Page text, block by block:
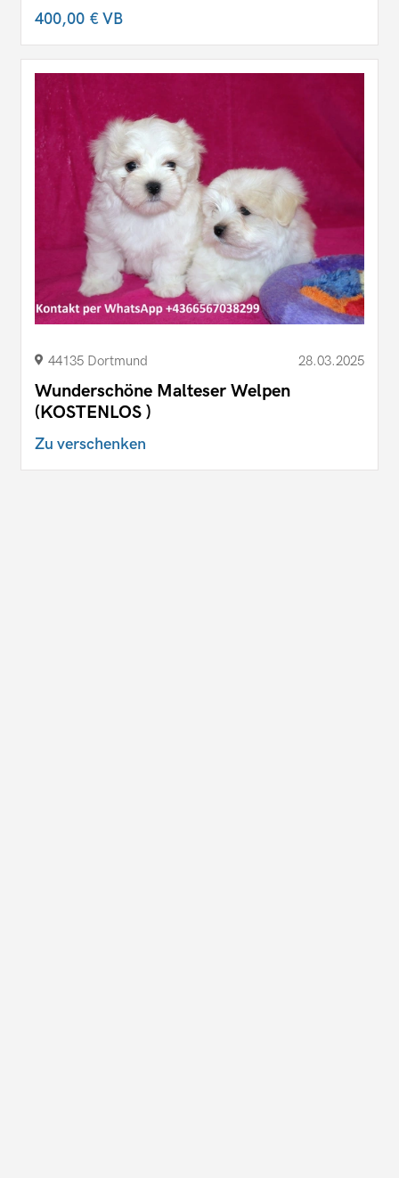
400,00 €VB
44135 Dortmund 28.03.2025
Wunderschöne Malteser Welpen
(KOSTENLOS )
Zu verschenken